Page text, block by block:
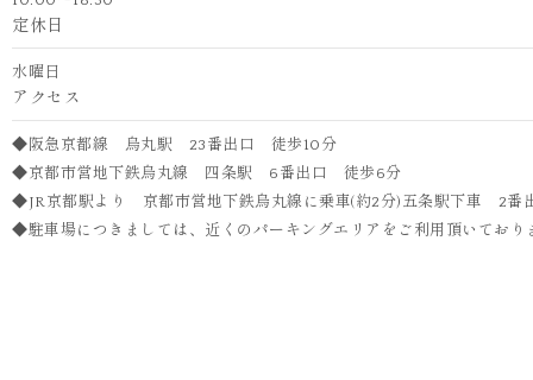
定休日
水曜日
アクセス
◆阪急京都線 烏丸駅 23番出口 徒歩10分
◆京都市営地下鉄烏丸線 四条駅 6番出口 徒歩6分
◆JR京都駅より 京都市営地下鉄烏丸線に乗車(約2分)五条駅下車 2番
◆駐車場につきましては、近くのパーキングエリアをご利用頂いてお